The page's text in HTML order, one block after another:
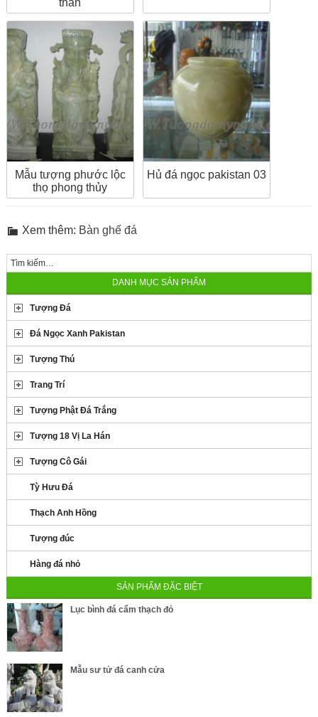
thần
Mẫu tượng phước lộc
thọ phong thủy
Hủ đá ngọc pakistan 03
Xem thêm: Bàn ghế đá
DANH MỤC SẢN PHẨM
Tượng Đá
Đá Ngọc Xanh Pakistan
Tượng Thú
Trang Trí
Tượng Phật Đá Trắng
Tượng 18 Vị La Hán
Tượng Cô Gái
Tỳ Hưu Đá
Thạch Anh Hồng
Tượng đúc
Hàng đá nhỏ
SẢN PHẨM ĐẶC BIỆT
Lục bình đá cẩm thạch đỏ
Mẫu sư tử đá canh cửa